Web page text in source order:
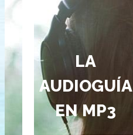
LA
AUDIOGUÍA
EN MP3